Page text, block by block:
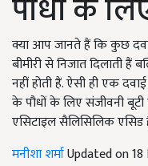
क्या आप जानते हैं कि कुछ
बीमीरी से निजात दिलाती
नहीं होती हैं. ऐसी ही एक
के पौधों के लिए संजीवनी
एसिटाइल सैलिसिलिक एसिड
मनीशा शर्माUpdated on 18